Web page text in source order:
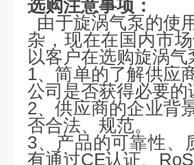
选购注意事项：
由于旋涡气泵的使
杂，现在在国内市
以客户在选购旋涡
1、简单的了解供应
公司是否获得必要的
2、供应商的企业背
否合法、规范。
3、产品的可靠性、
有通过CE认证、